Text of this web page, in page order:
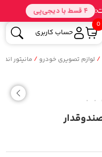
0
حساب کاربری
/ لوازم تصویری خودرو / مانیتور اندروید